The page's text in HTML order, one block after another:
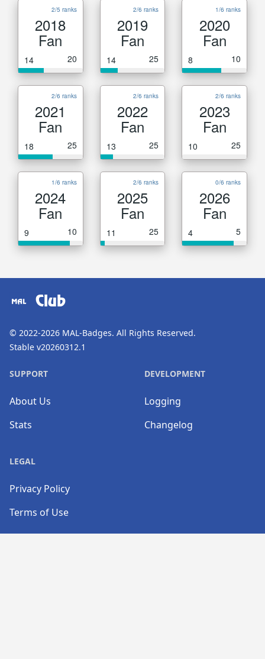
2/5 ranks
2018
Fan
14 20
2/6 ranks
2019
Fan
14 25
1/6 ranks
2020
Fan
8 10
2/6 ranks
2021
Fan
18 25
2/6 ranks
2022
Fan
13 25
2/6 ranks
2023
Fan
10 25
1/6 ranks
2024
Fan
9 10
2/6 ranks
2025
Fan
11 25
0/6 ranks
2026
Fan
4 5
Club
© 2022-2026 MAL-Badges. All Rights Reserved.
Stable v20260312.1
SUPPORT
About Us
Stats
DEVELOPMENT
Logging
Changelog
LEGAL
Privacy Policy
Terms of Use